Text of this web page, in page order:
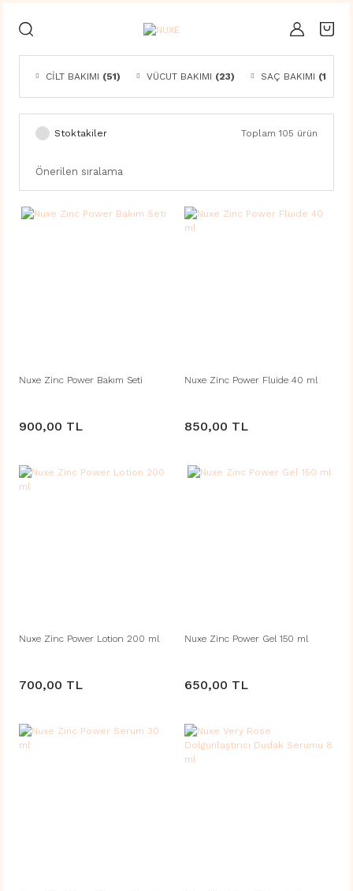
CİLT BAKIMI (51) VÜCUT BAKIMI (23) SAÇ BAKIMI (11)
Stoktakiler Toplam 105 ürün
Nuxe Zinc Power Bakım Seti
900,00 TL
Nuxe Zinc Power Fluide 40 ml
850,00 TL
Nuxe Zinc Power Lotion 200 ml
700,00 TL
Nuxe Zinc Power Gel 150 ml
650,00 TL